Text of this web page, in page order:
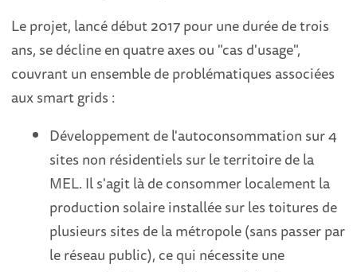
Le projet, lancé début 2017 pour une durée de trois
ans, se décline en quatre axes ou "cas d'usage",
couvrant un ensemble de problématiques associées
aux smart grids :
Développement de l'autoconsommation sur 4
sites non résidentiels sur le territoire de la
MEL. Il s'agit là de consommer localement la
production solaire installée sur les toitures de
plusieurs sites de la métropole (sans passer par
le réseau public), ce qui nécessite une